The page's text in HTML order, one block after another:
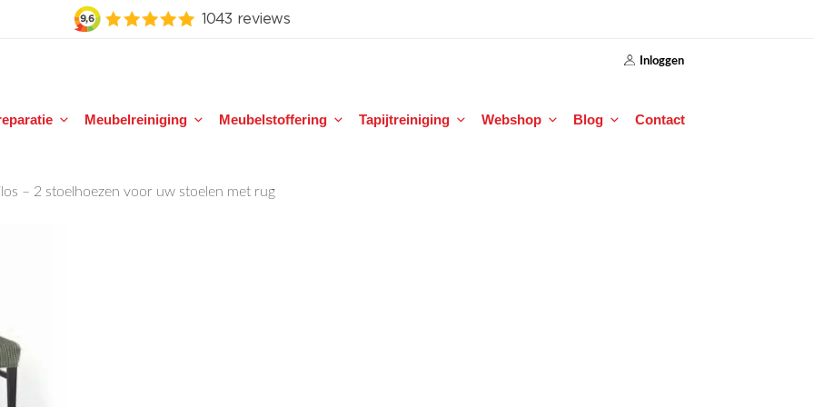
Inloggen
Meubelreiniging Meubelstoffering Tapijtreiniging Webshop Blog Contact
– 2 stoelhoezen voor uw stoelen met rug